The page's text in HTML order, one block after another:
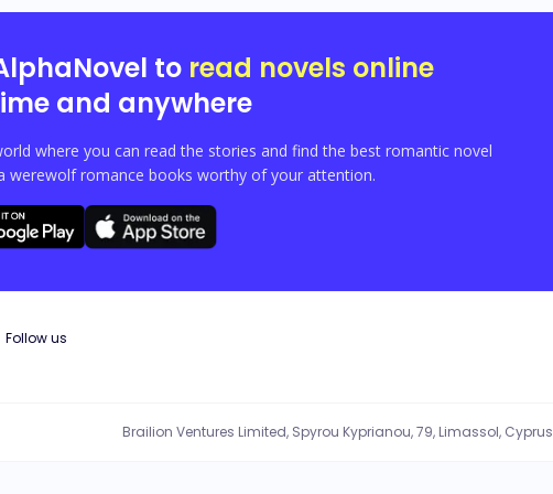
to read novels online
and anywhere
where you can read the stories and find the best romantic novel
werewolf romance books worthy of your attention.
Follow us
Brailion Ventures Limited, Spyrou Kyprianou, 79, Limassol, Cyprus